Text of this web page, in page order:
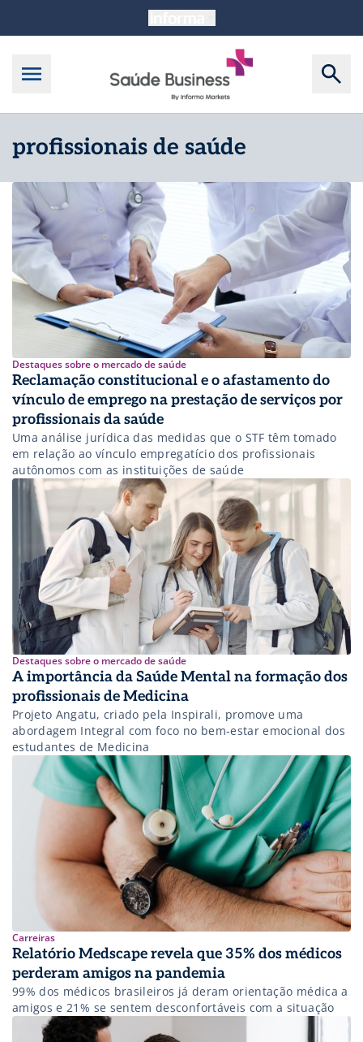
profissionais de saúde
Destaques sobre o mercado de saúde
Reclamação constitucional e o afastamento do
vínculo de emprego na prestação de serviços por
profissionais da saúde
Uma análise jurídica das medidas que o STF têm tomado
em relação ao vínculo empregatício dos profissionais
autônomos com as instituições de saúde
Destaques sobre o mercado de saúde
A importância da Saúde Mental na formação dos
profissionais de Medicina
Projeto Angatu, criado pela Inspirali, promove uma
abordagem Integral com foco no bem-estar emocional dos
estudantes de Medicina
Carreiras
Relatório Medscape revela que 35% dos médicos
perderam amigos na pandemia
99% dos médicos brasileiros já deram orientação médica a
amigos e 21% se sentem desconfortáveis com a situação